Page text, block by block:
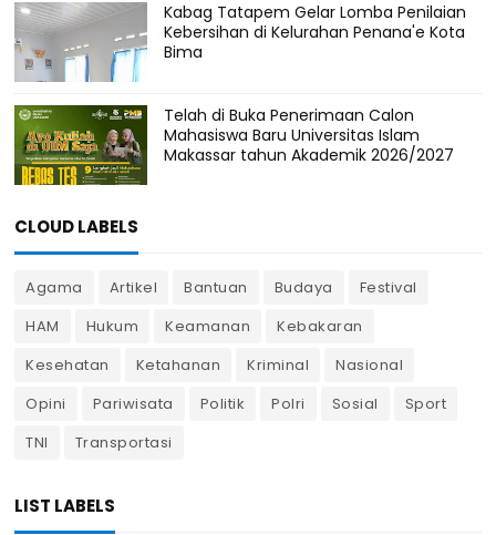
Kabag Tatapem Gelar Lomba Penilaian
Kebersihan di Kelurahan Penana'e Kota
Bima
Telah di Buka Penerimaan Calon
Mahasiswa Baru Universitas Islam
Makassar tahun Akademik 2026/2027
CLOUD LABELS
Agama Artikel Bantuan Budaya
Festival
HAM
Hukum Keamanan
Kebakaran
Kesehatan
Ketahanan Kriminal
Nasional
Opini
Pariwisata Politik Polri Sosial
Sport
TNI
Transportasi
LIST LABELS